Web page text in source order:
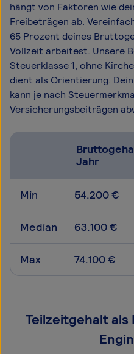
hängt von Faktoren wie
Freibeträgen ab.
65 Prozent deines
Vollzeit arbeitest. Unsere
Steuerklasse 1, ohne
dient als Orientierung.
kann je nach
Versicherungsbeiträgen
Jahr
Min 54.200 €
Median 63.100 €
Max 74.100 €
Teilzeitgehalt